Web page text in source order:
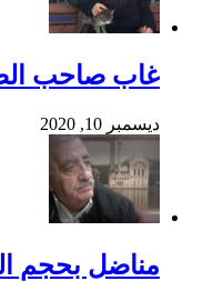
غاب صاحب
ديسمبر 10, 2020
مناضل بحجم